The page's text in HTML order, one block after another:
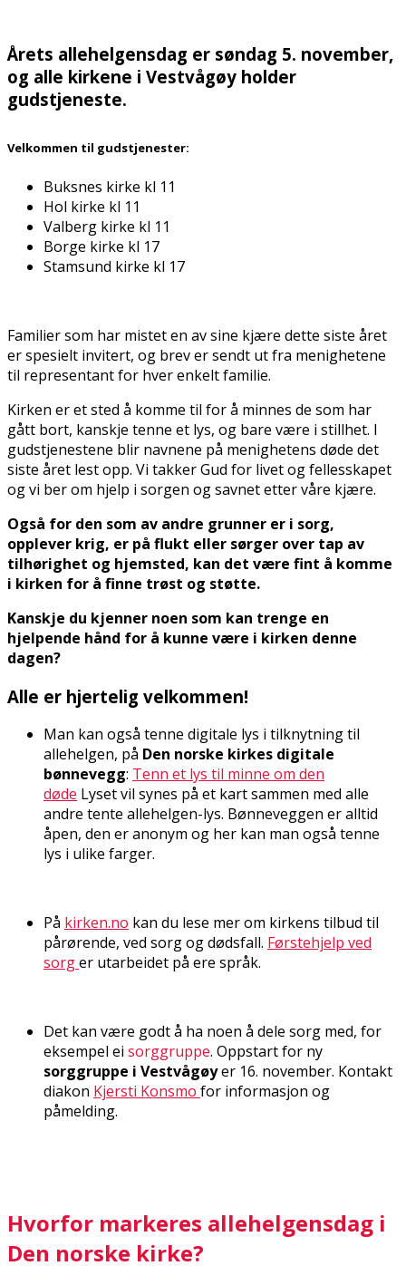
Årets allehelgensdag er søndag 5. november,
og alle kirkene i Vestvågøy holder
gudstjeneste.
Velkommen til gudstjenester:
Buksnes kirke kl 11
Hol kirke kl 11
Valberg kirke kl 11
Borge kirke kl 17
Stamsund kirke kl 17
Familier som har mistet en av sine kjære dette siste året
er spesielt invitert, og brev er sendt ut fra menighetene
til representant for hver enkelt familie.
Kirken er et sted å komme til for å minnes de som har
gått bort, kanskje tenne et lys, og bare være i stillhet. I
gudstjenestene blir navnene på menighetens døde det
siste året lest opp. Vi takker Gud for livet og fellesskapet
og vi ber om hjelp i sorgen og savnet etter våre kjære.
Også for den som av andre grunner er i sorg,
opplever krig, er på flukt eller sørger over tap av
tilhørighet og hjemsted, kan det være fint å komme
i kirken for å finne trøst og støtte.
Kanskje du kjenner noen som kan trenge en
hjelpende hånd for å kunne være i kirken denne
dagen?
Alle er hjertelig velkommen!
Man kan også tenne digitale lys i tilknytning til
allehelgen, på Den norske kirkes digitale
bønnevegg: Tenn et lys til minne om den
døde Lyset vil synes på et kart sammen med alle
andre tente allehelgen-lys. Bønneveggen er alltid
åpen, den er anonym og her kan man også tenne
lys i ulike farger.
På kirken.no kan du lese mer om kirkens tilbud til
pårørende, ved sorg og dødsfall. Førstehjelp ved
sorger utarbeidet på flere språk.
Det kan være godt å ha noen å dele sorg med, for
eksempel ei sorggruppe. Oppstart for ny
sorggruppe i Vestvågøyer 16. november. Kontakt
diakon Kjersti Konsmo for informasjon og
påmelding.
Hvorfor markeres allehelgensdag i
Den norske kirke?